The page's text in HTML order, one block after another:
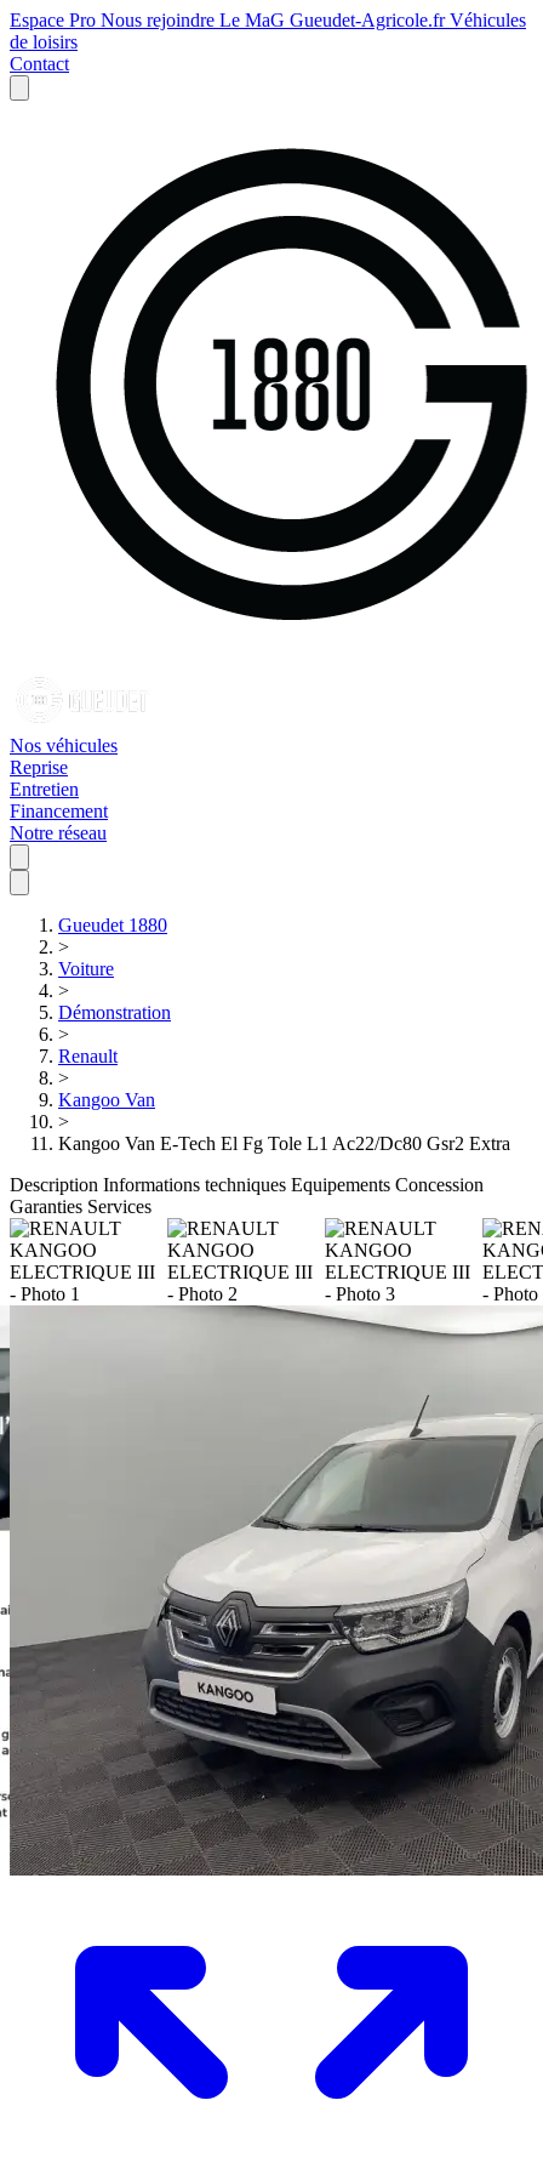
Espace Pro Nous rejoindre Le MaG Gueudet-Agricole.frVéhicules
de loisirs
Contact
Nos véhicules
Reprise
Entretien
Financement
Notre réseau
Gueudet 1880
>
Voiture
>
Démonstration
>
Renault
>
Kangoo Van
>
Kangoo Van E-Tech El Fg Tole L1 Ac22/Dc80 Gsr2 Extra
Description Informations techniques Equipements Concession
Garanties Services